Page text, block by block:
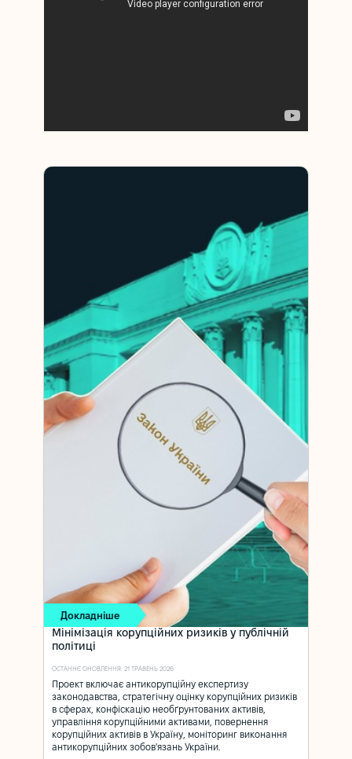
Докладніше
Мінімізація корупційних ризиків у публічній
політиці
ОСТАННЄ ОНОВЛЕННЯ: 21 ТРАВЕНЬ 2026
Проект включає антикорупційну експертизу
законодавства, стратегічну оцінку корупційних ризиків
в сферах, конфіскацію необґрунтованих активів,
управління корупційними активами, повернення
корупційних активів в Україну, моніторинг виконання
антикорупційних зобов'язань України.